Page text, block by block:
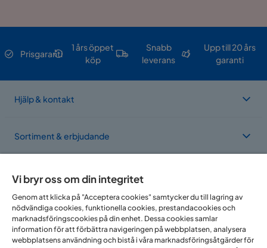
Prisgaranti
1 års öppet
köp
Snabb
leverans
Upp till 20 års
garanti
Hjälp & kontakt
Sortiment & erbjudande
Om Trademax
Vi finns i flera länder
Vi bryr oss om din integritet
Genom att klicka på "Acceptera cookies" samtycker du till lagring av
nödvändiga cookies, funktionella cookies, prestandacookies och
marknadsföringscookies på din enhet. Dessa cookies samlar
information för att förbättra navigeringen på webbplatsen, analysera
webbplatsens användning och bistå i våra marknadsföringsåtgärder för